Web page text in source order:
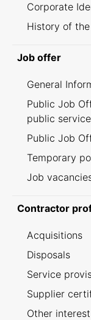
Corporate
History of
Job offer
General
Public Job
public
Public Job
Temporary
Job
Contractor
Acquisitions
Disposals
Service
Supplier
Other